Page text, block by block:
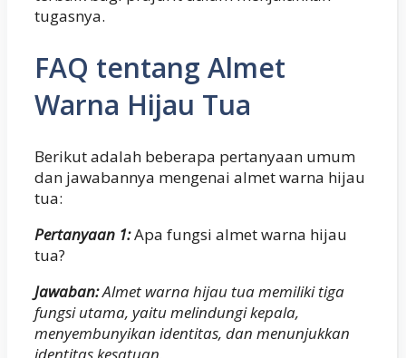
tugasnya.
FAQ tentang Almet
Warna Hijau Tua
Berikut adalah beberapa pertanyaan umum
dan jawabannya mengenai almet warna hijau
tua:
Pertanyaan 1:Apa fungsi almet warna hijau
tua?
Jawaban:Almet warna hijau tua memiliki tiga
fungsi utama, yaitu melindungi kepala,
menyembunyikan identitas, dan menunjukkan
identitas kesatuan.